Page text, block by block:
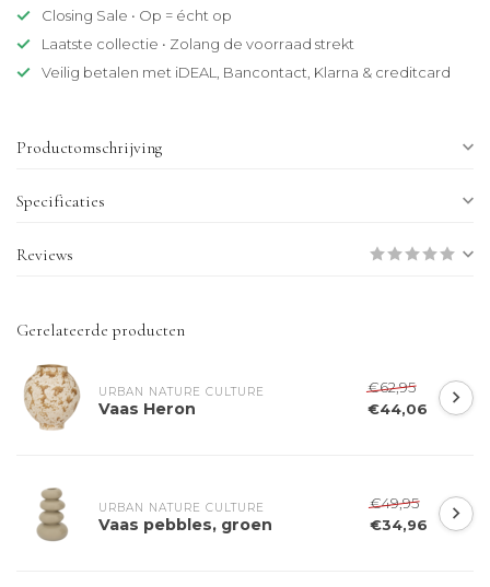
Closing Sale • Op = écht op
Laatste collectie • Zolang de voorraad strekt
Veilig betalen met iDEAL, Bancontact, Klarna & creditcard
Productomschrijving
Specificaties
Reviews
Gerelateerde producten
URBAN NATURE CULTURE
Vaas Heron
€62,95
€44,06
URBAN NATURE CULTURE
Vaas pebbles, groen
€49,95
€34,96